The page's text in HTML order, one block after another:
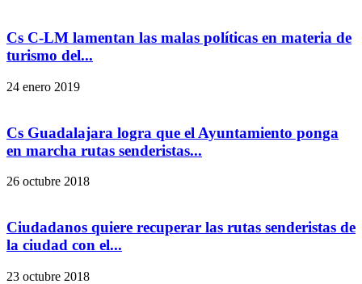
Cs C-LM lamentan las malas políticas en materia de
turismo del...
24 enero 2019
Cs Guadalajara logra que el Ayuntamiento ponga
en marcha rutas senderistas...
26 octubre 2018
Ciudadanos quiere recuperar las rutas senderistas de
la ciudad con el...
23 octubre 2018